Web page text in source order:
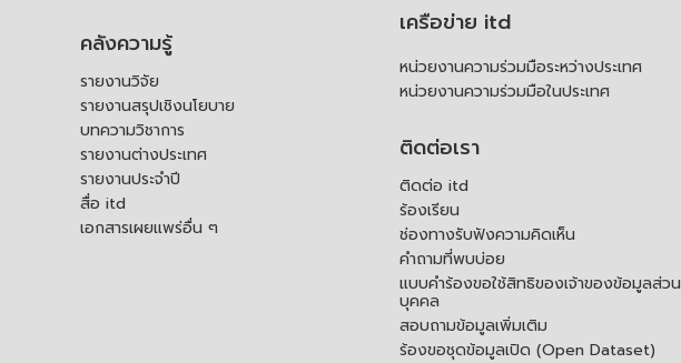
คลังความรู้
รายงานวิจัย
รายงานสรุปเชิงนโยบาย
บทความวิชาการ
รายงานต่างประเทศ
รายงานประจำปี
สื่อ itd
เอกสารเผยแพร่อื่น ๆ
เครือข่าย itd
หน่วยงานความร่วมมือระหว่างประเทศ
หน่วยงานความร่วมมือในประเทศ
ติดต่อเรา
ติดต่อ itd
ร้องเรียน
ช่องทางรับฟังความคิดเห็น
คำถามที่พบบ่อย
แบบคำร้องขอใช้สิทธิของเจ้าของข้อมูลส่วน
บุคคล
สอบถามข้อมูลเพิ่มเติม
ร้องขอชุดข้อมูลเปิด (Open Dataset)